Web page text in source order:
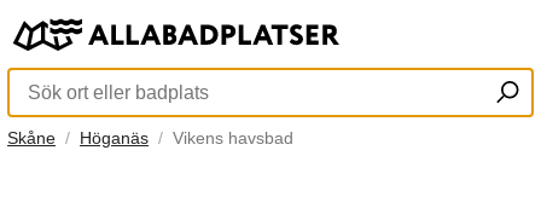
Skåne Höganäs Vikens havsbad